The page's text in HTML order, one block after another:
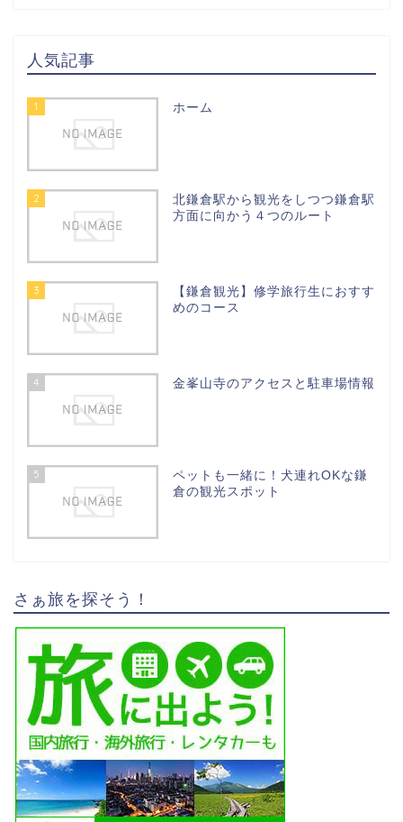
人気記事
1 ホーム
2
北鎌倉駅から観光をしつつ鎌倉駅
方面に向かう４つのルート
3
【鎌倉観光】修学旅行生におすす
めのコース
4 金峯山寺のアクセスと駐車場情報
5
ペットも一緒に！犬連れOKな鎌
倉の観光スポット
さぁ旅を探そう！